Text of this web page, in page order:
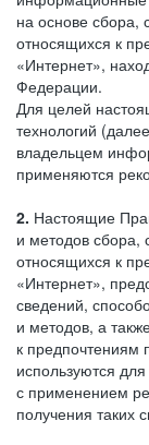
на основе сбора,
относящихся к
«Интернет»,
Федерации.
Для целей
технологий
владельцем
применяются
2. Настоящие
и методов сбора,
относящихся к
«Интернет»,
сведений,
и методов, а
к предпочтениям
используются
с применением
получения таких